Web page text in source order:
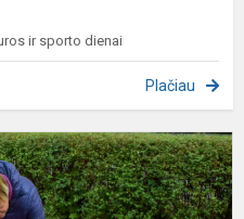
ir sporto dienai
Plačiau